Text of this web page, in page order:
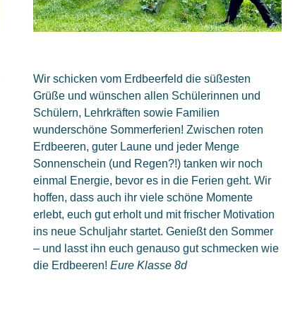
Wir schicken vom Erdbeerfeld die süßesten
Grüße und wünschen allen Schülerinnen und
Schülern, Lehrkräften sowie Familien
wunderschöne Sommerferien! Zwischen roten
Erdbeeren, guter Laune und jeder Menge
Sonnenschein (und Regen?!) tanken wir noch
einmal Energie, bevor es in die Ferien geht. Wir
hoffen, dass auch ihr viele schöne Momente
erlebt, euch gut erholt und mit frischer Motivation
ins neue Schuljahr startet. Genießt den Sommer
– und lasst ihn euch genauso gut schmecken wie
die Erdbeeren! Eure Klasse 8d